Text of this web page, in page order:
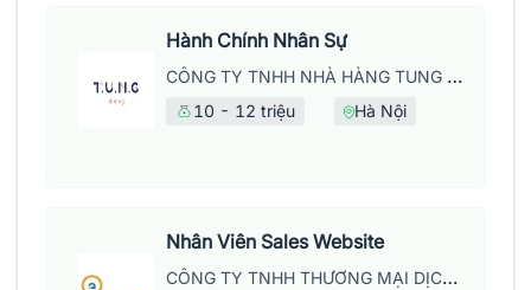
Hành Chính Nhân Sự
CÔNG TY TNHH NHÀ HÀNG TUNG DINING
10 - 12 triệu Hà Nội
Nhân Viên Sales Website
CÔNG TY TNHH THƯƠNG MẠI DỊCH VỤ WEB IDEAS